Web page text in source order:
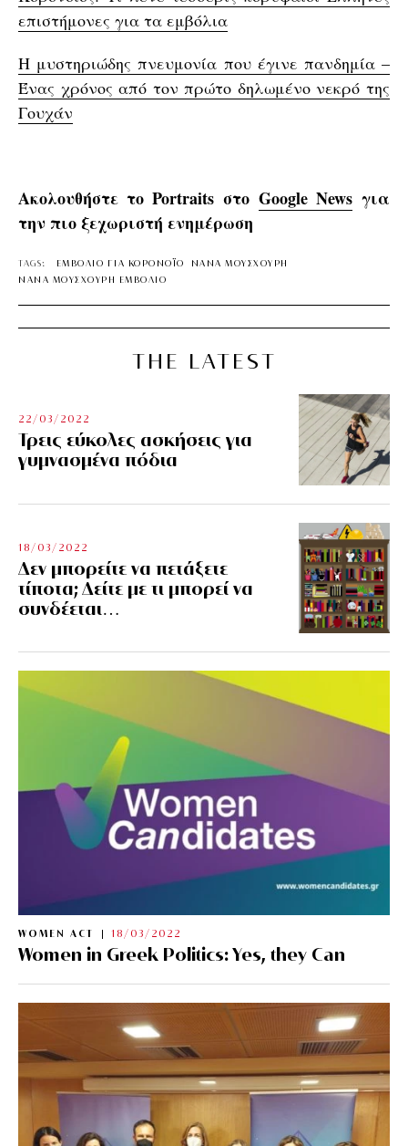
επιστήμονες για τα εμβόλια
Η μυστηριώδης πνευμονία που έγινε πανδημία –
Ένας χρόνος από τον πρώτο δηλωμένο νεκρό της
Γουχάν
Ακολουθήστε το Portraits στο Google Newsγια
την πιο ξεχωριστή ενημέρωση
TAGS: ΕΜΒΟΛΙΟ ΓΙΑ ΚΟΡΟΝΟΪΟ
ΝΑΝΑ ΜΟΥΣΧΟΥΡΗ
ΝΑΝΑ ΜΟΥΣΧΟΥΡΗ ΕΜΒΟΛΙΟ
THE LATEST
22/03/2022
Τρεις εύκολες ασκήσεις για
γυμνασμένα πόδια
18/03/2022
Δεν μπορείτε να πετάξετε
τίποτα; Δείτε με τι μπορεί να
συνδέεται…
WOMEN ACT 18/03/2022
Women in Greek Politics: Yes, they Can